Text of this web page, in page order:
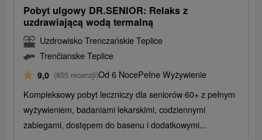
Pobyt ulgowy DR.SENIOR: Relaks z
uzdrawiającą wodą termalną
Uzdrowisko Trenczańskie Teplice
Trenčianske Teplice
9,0 (855 recenzji)Od 6 NocePełne Wyżywienie
Kompleksowy pobyt leczniczy dla seniorów 60+ z pełnym
wyżywieniem, badaniami lekarskimi, codziennymi
zabiegami, dostępem do basenu i dodatkowymi...